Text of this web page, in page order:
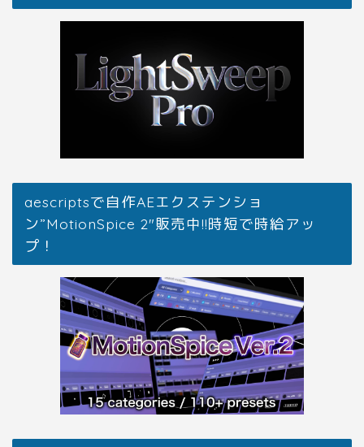
aescriptsで自作AEエクステンショ
ン”MotionSpice 2″販売中!!時短で時給アッ
プ！